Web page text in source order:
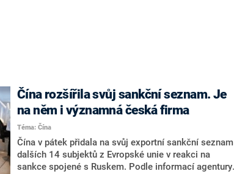
Čína rozšířila svůj sankční seznam. Je
na něm i významná česká firma
Téma: Čína
Čína v pátek přidala na svůj exportní sankční seznam
dalších 14 subjektů z Evropské unie v reakci na
sankce spojené s Ruskem. Podle informací agentury